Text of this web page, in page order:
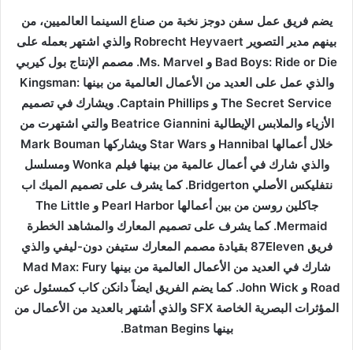
يضم فريق عمل سفن دوجز نخبة من صناع السينما العالميين، من
بينهم مدير التصوير Robrecht Heyvaert والذي اشتهر بعمله على
Bad Boys: Ride or Die و Ms. Marvel. مصمم الإنتاج بول كيربي
والذي عمل على العديد من الأعمال العالمية من بينها Kingsman:
The Secret Service و Captain Phillips. ويشارك في تصميم
الأزياء والملابس الإيطالية Beatrice Giannini والتي اشتهرت من
خلال أعمالها Hannibal و Star Wars ويشاركها Mark Bouman
والذي شارك في أعمال عالمية من بينها فيلم Wonka ومسلسل
نتفليكس الأصلي Bridgerton. كما يشرف على تصميم الميك اب
جاكلين روسن من بين أعمالها Pearl Harbor و The Little
Mermaid. كما يشرف على تصميم المعارك والمشاهد الخطرة
فريق 87Eleven بقيادة مصمم المعارك ستيفن دون-ليفي والذي
شارك في العديد من الأعمال العالمية من بينها Mad Max: Fury
Road و John Wick. كما يضم الفريق ايضاً دانكن كاب كمسئول عن
المؤثرات البصرية الخاصة SFX والذي أشتهر بالعديد من الأعمال من
بينها Batman Begins.